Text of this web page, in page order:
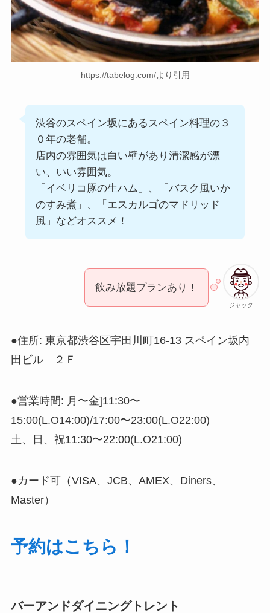
https://tabelog.com/より引用
渋谷のスペイン坂にあるスペイン料理の３
０年の老舗。
店内の雰囲気は白い壁があり清潔感が漂
い、いい雰囲気。
「イベリコ豚の生ハム」、「バスク風いか
のすみ煮」、「エスカルゴのマドリッド
風」などオススメ！
ジャック
飲み放題プランあり！
●住所: 東京都渋谷区宇田川町16-13 スペイン坂内
田ビル ２Ｆ
●営業時間: 月〜金]11:30〜
15:00(L.O14:00)/17:00〜23:00(L.O22:00)
土、日、祝11:30〜22:00(L.O21:00)
●カード可（VISA、JCB、AMEX、Diners、
Master）
予約はこちら！
バーアンドダイニングトレント